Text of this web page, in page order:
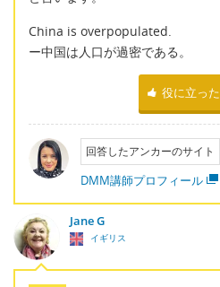
China is overpopulated.
ー中国は人口が過密である。
役に立った
回答したアンカーのサイト
DMM講師プロフィール
Jane G
イギリス